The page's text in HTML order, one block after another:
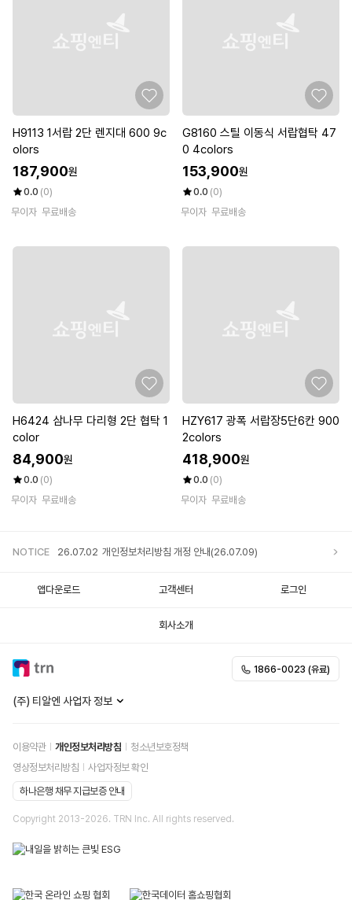
H9113 1서랍 2단 렌지대 600 9c
olors
187,900원
0.0 (0)
무이자 무료배송
G8160 스틸 이동식 서랍협탁 47
0 4colors
153,900원
0.0 (0)
무이자 무료배송
H6424 삼나무 다리형 2단 협탁 1
color
84,900원
0.0 (0)
무이자 무료배송
HZY617 광폭 서랍장5단6칸 900
2colors
418,900원
0.0 (0)
무이자 무료배송
NOTICE 26.07.02 개인정보처리방침 개정 안내(26.07.09)
앱다운로드 고객센터 로그인
회사소개
(주) 티알엔 사업자 정보
이용약관 개인정보처리방침
청소년보호정책
영상정보처리방침
사업자정보 확인
하나은행 채무 지급보증 안내
Copyright 2013-2026. TRN Inc. All rights reserved.
1866-0023 (유료)